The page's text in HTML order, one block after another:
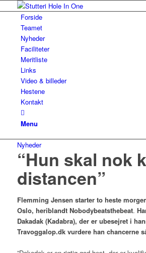
Forside
Teamet
Nyheder
Faciliteter
Meritliste
Links
Video & billeder
Hestene
Kontakt
Menu
Nyheder
“Hun skal nok
distancen”
Flemming Jensen starter to heste
Oslo, heriblandt Nobodybeatsthebeat.
Dakadak (Kadabra), der er ubesejret i
Travoggalop.dk vurdere han chancerne